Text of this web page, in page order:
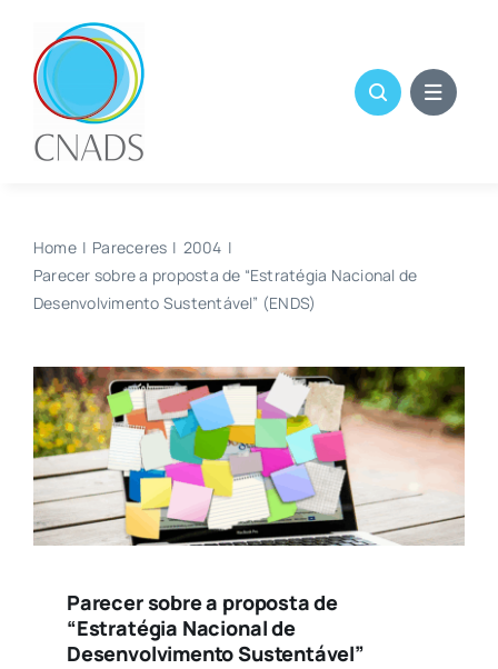
content
Home Pareceres
2004
Parecer sobre a proposta de “Estratégia Nacional de
Desenvolvimento Sustentável” (ENDS)
Parecer sobre a proposta de
“Estratégia Nacional de
Desenvolvimento Sustentável”